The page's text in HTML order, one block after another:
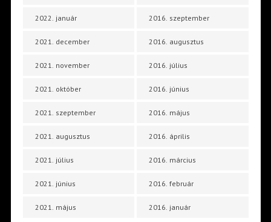
2022. január
2021. december
2021. november
2021. október
2021. szeptember
2021. augusztus
2021. július
2021. június
2021. május
2016. szeptember
2016. augusztus
2016. július
2016. június
2016. május
2016. április
2016. március
2016. február
2016. január